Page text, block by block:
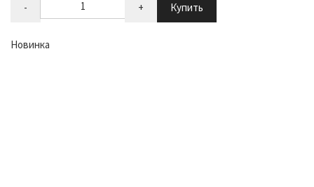
- + Купить
Новинка